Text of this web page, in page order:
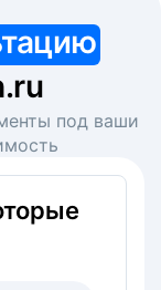
под ваши